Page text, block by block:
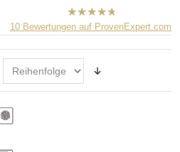
B2CPrint
hat5von
5
Sternen |
10 Bewertungen auf ProvenExpert.com